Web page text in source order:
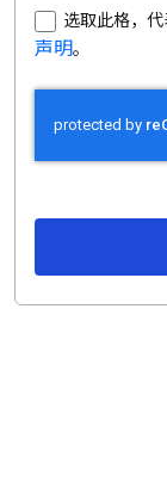
选取此格，
声明。